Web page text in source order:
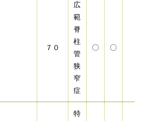
７０
広
範
脊
柱
管
狭
窄
症
〇 〇
特